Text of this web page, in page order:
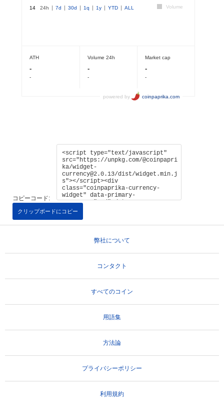
コピーコード:
クリップボードにコピー
弊社について
コンタクト
すべてのコイン
用語集
方法論
プライバシーポリシー
利用規約